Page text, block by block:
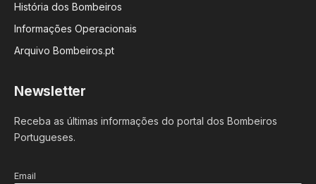
História dos Bombeiros
Informações Operacionais
Arquivo Bombeiros.pt
Newsletter
Receba as últimas informações do portal dos Bombeiros
Portugueses.
Email